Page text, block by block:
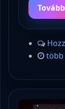
Tovább
több